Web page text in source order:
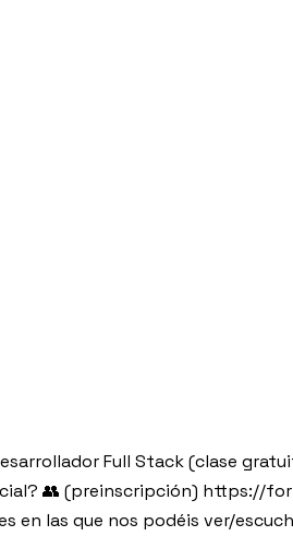
Full Stack (clase
👥 (preinscripción) https://
en las que nos podéis ver/